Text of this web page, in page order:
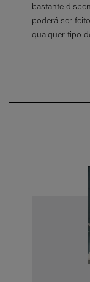
bastante
poderá ser
qualquer tipo